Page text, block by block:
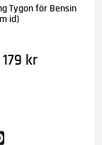
Tygon för Bensin
id)
179 kr